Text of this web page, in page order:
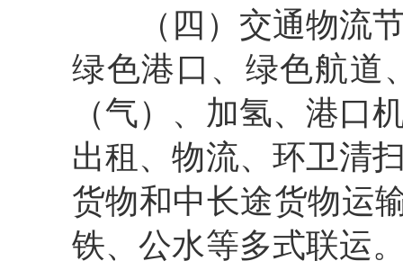
（四）交通物流节
绿色港口、绿色航道
（气）、加氢、港口
出租、物流、环卫清
货物和中长途货物运
铁、公水等多式联运